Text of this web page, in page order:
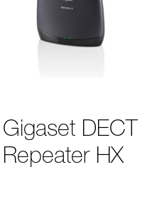
Gigaset DECT
Repeater HX